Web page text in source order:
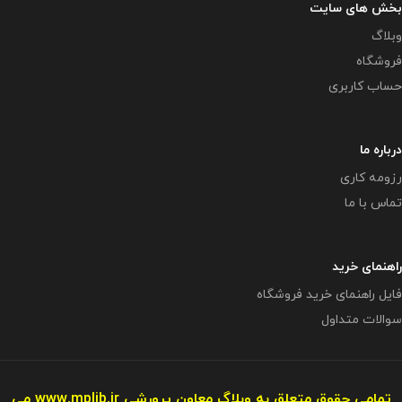
بخش های سایت
وبلاگ
فروشگاه
حساب کاربری
درباره ما
رزومه کاری
تماس با ما
راهنمای خرید
فایل راهنمای خرید فروشگاه
سوالات متداول